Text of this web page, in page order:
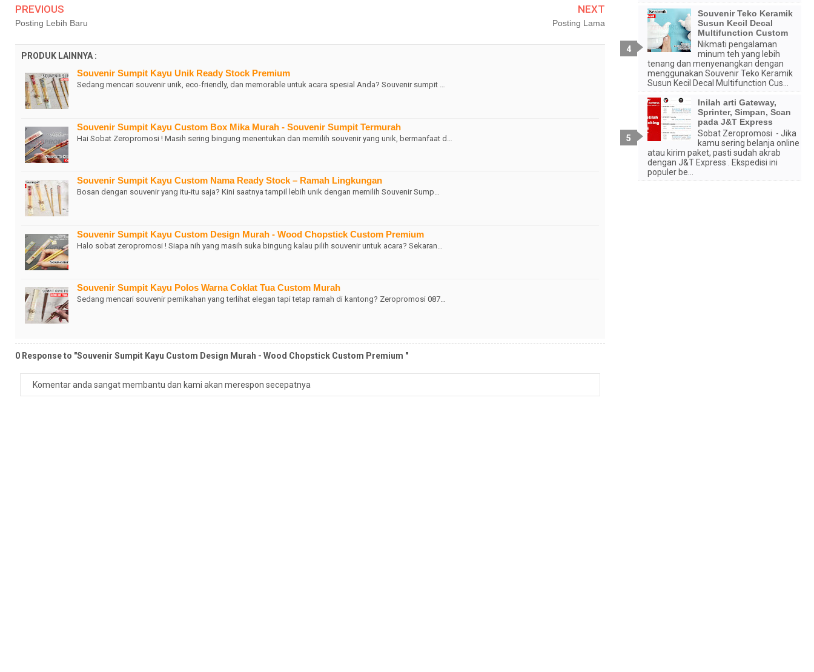
PREVIOUS
Posting Lebih Baru
NEXT
Posting Lama
PRODUK LAINNYA :
Souvenir Sumpit Kayu Unik Ready Stock Premium
Sedang mencari souvenir unik, eco-friendly, dan memorable untuk acara spesial Anda? Souvenir sumpit …
Souvenir Sumpit Kayu Custom Box Mika Murah - Souvenir Sumpit Termurah
Hai Sobat Zeropromosi ! Masih sering bingung menentukan dan memilih souvenir yang unik, bermanfaat d…
Souvenir Sumpit Kayu Custom Nama Ready Stock – Ramah Lingkungan
Bosan dengan souvenir yang itu-itu saja? Kini saatnya tampil lebih unik dengan memilih Souvenir Sump…
Souvenir Sumpit Kayu Custom Design Murah - Wood Chopstick Custom Premium
Halo sobat zeropromosi ! Siapa nih yang masih suka bingung kalau pilih souvenir untuk acara? Sekaran…
Souvenir Sumpit Kayu Polos Warna Coklat Tua Custom Murah
Sedang mencari souvenir pernikahan yang terlihat elegan tapi tetap ramah di kantong? Zeropromosi 087…
0 Response to "Souvenir Sumpit Kayu Custom Design Murah - Wood Chopstick Custom Premium "
Komentar anda sangat membantu dan kami akan merespon secepatnya
Souvenir Teko Keramik
Susun Kecil Decal
Multifunction Custom
Nikmati pengalaman
minum teh yang lebih
tenang dan menyenangkan dengan
menggunakan Souvenir Teko Keramik
Susun Kecil Decal Multifunction Cus...
Inilah arti Gateway,
Sprinter, Simpan, Scan
pada J&T Express
Sobat Zeropromosi - Jika
kamu sering belanja online
atau kirim paket, pasti sudah akrab
dengan J&T Express . Ekspedisi ini
populer be...